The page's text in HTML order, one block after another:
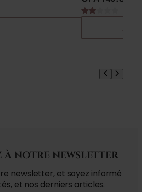
à notre newsletter
newsletter, et soyez informé
et nos derniers articles.